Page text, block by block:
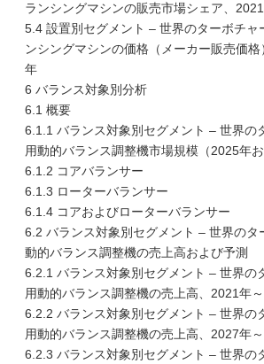
ランシングマシンの販売市場シェア、
5.4 設置別セグメント – 世界のターボチャ
ンシングマシンの価格（メーカー販売価
年
6 バランス対象別分析
6.1 概要
6.1.1 バランス対象別セグメント – 世界の
用動的バランス調整機市場規模（2025年お
6.1.2 コアバランサー
6.1.3 ローターバランサー
6.1.4 コアおよびローターバランサー
6.2 バランス対象別セグメント – 世界のタ
動的バランス調整機の売上高および予測
6.2.1 バランス対象別セグメント – 世界の
用動的バランス調整機の売上高、2021年
6.2.2 バランス対象別セグメント – 世界の
用動的バランス調整機の売上高、2027年
6.2.3 バランス対象別セグメント – 世界の